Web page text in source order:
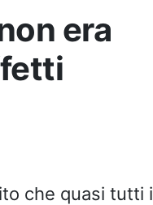
era
che quasi tutti i